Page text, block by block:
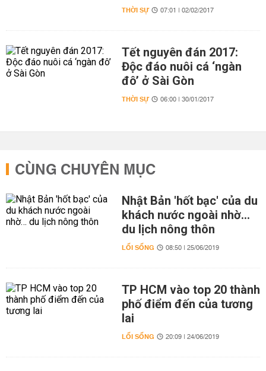
THỜI SỰ 07:01 | 02/02/2017
Tết nguyên đán 2017:
Độc đáo nuôi cá ‘ngàn
đô’ ở Sài Gòn
THỜI SỰ 06:00 | 30/01/2017
CÙNG CHUYÊN MỤC
Nhật Bản 'hốt bạc' của du
khách nước ngoài nhờ…
du lịch nông thôn
LỐI SỐNG 08:50 | 25/06/2019
TP HCM vào top 20 thành
phố điểm đến của tương
lai
LỐI SỐNG 20:09 | 24/06/2019